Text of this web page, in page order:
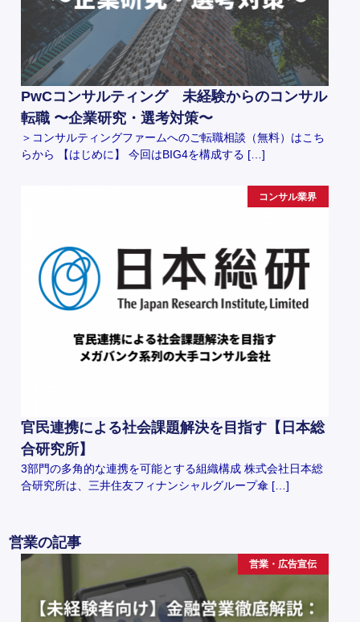
PwCコンサルティング 未経験からのコンサル
転職 〜企業研究・選考対策〜
＞コンサルティングファームへのご転職相談（無料）はこち
らから 【はじめに】 今回はBIG4を構成する […]
コンサル業界
官民連携による社会課題解決を目指す【日本総
合研究所】
3部門の多角的な連携を可能とする組織構成 株式会社日本総
合研究所は、三井住友フィナンシャルグループ傘 […]
営業の記事
営業・広告宣伝